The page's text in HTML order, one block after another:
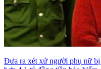
Đưa ra xét xử người phụ nữ bị